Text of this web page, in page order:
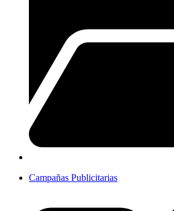
Campañas Publicitarias